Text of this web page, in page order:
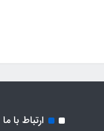
ارتباط با ما